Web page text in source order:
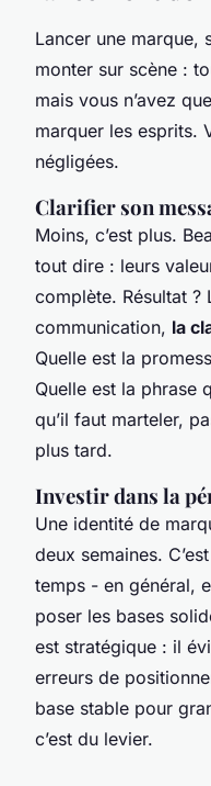
Lancer une marque,
monter sur scène :
mais vous n’avez
marquer les esprits.
négligées.
Clarifier son
Moins, c’est plus.
tout dire : leurs
complète. Résultat ?
communication, la
Quelle est la
Quelle est la phrase
qu’il faut marteler,
plus tard.
Investir dans la
Une identité de
deux semaines.
temps - en général,
poser les bases
est stratégique : il
erreurs de
base stable pour
c’est du levier.